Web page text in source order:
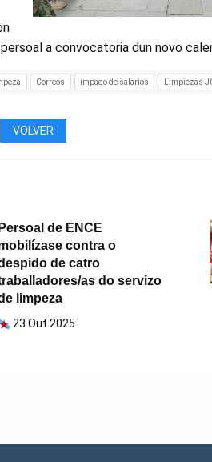
a convocatoria dun novo
Correos impago de salarios Limpiezas
VOLVER
Persoal de ENCE
contra o
de catro
as do servizo
limpeza
23 Out 2025